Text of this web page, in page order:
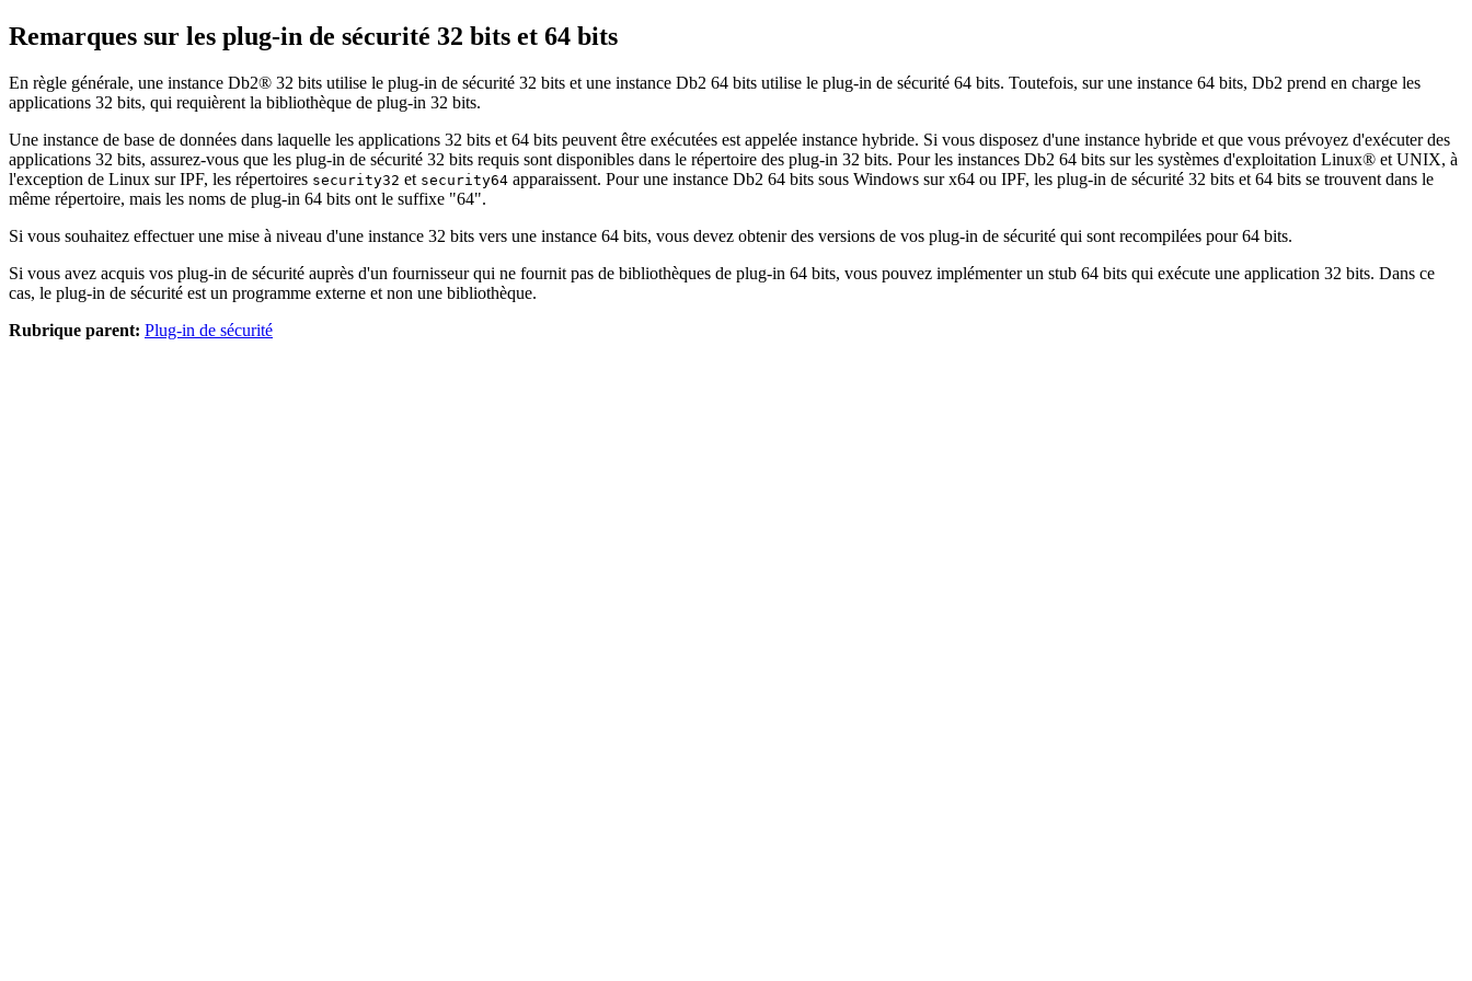
Remarques sur les plug-in de sécurité 32 bits et 64 bits
En règle générale, une instance Db2® 32 bits utilise le plug-in de sécurité 32 bits et une instance Db2 64 bits utilise le plug-in de sécurité 64 bits. Toutefois, sur une instance 64 bits, Db2 prend en charge les
applications 32 bits, qui requièrent la bibliothèque de plug-in 32 bits.
Une instance de base de données dans laquelle les applications 32 bits et 64 bits peuvent être exécutées est appelée instance hybride. Si vous disposez d'une instance hybride et que vous prévoyez d'exécuter des
applications 32 bits, assurez-vous que les plug-in de sécurité 32 bits requis sont disponibles dans le répertoire des plug-in 32 bits. Pour les instances Db2 64 bits sur les systèmes d'exploitation Linux® et UNIX, à
l'exception de Linux sur IPF, les répertoires security32 et security64 apparaissent. Pour une instance Db2 64 bits sous Windows sur x64 ou IPF, les plug-in de sécurité 32 bits et 64 bits se trouvent dans le
même répertoire, mais les noms de plug-in 64 bits ont le suffixe "64".
Si vous souhaitez effectuer une mise à niveau d'une instance 32 bits vers une instance 64 bits, vous devez obtenir des versions de vos plug-in de sécurité qui sont recompilées pour 64 bits.
Si vous avez acquis vos plug-in de sécurité auprès d'un fournisseur qui ne fournit pas de bibliothèques de plug-in 64 bits, vous pouvez implémenter un stub 64 bits qui exécute une application 32 bits. Dans ce
cas, le plug-in de sécurité est un programme externe et non une bibliothèque.
Rubrique parent: Plug-in de sécurité